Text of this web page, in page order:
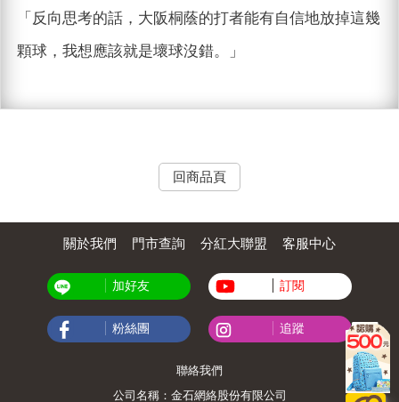
「反向思考的話，大阪桐蔭的打者能有自信地放掉這幾
顆球，我想應該就是壞球沒錯。」
回商品頁
關於我們 門市查詢 分紅大聯盟 客服中心
加好友 訂閱
粉絲團 追蹤
聯絡我們
公司名稱：金石網絡股份有限公司